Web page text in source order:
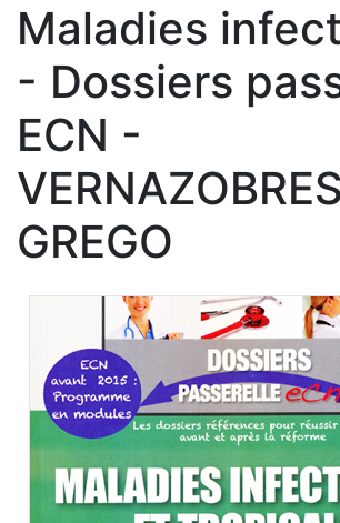
Maladies
- Dossiers
ECN -
GREGO